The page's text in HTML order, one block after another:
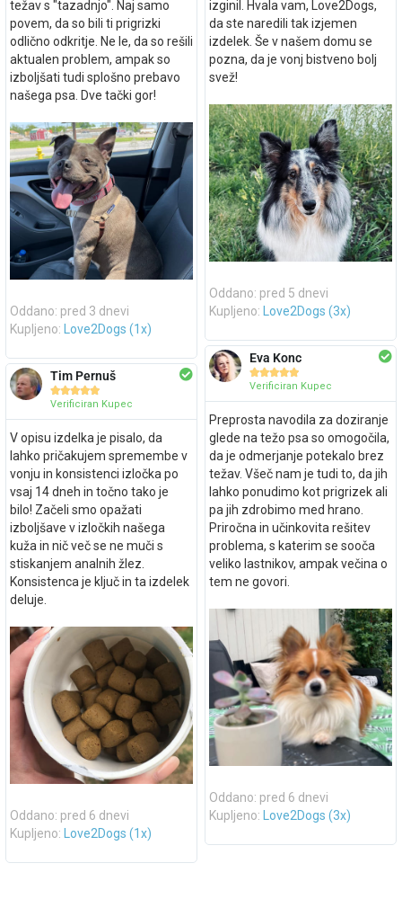
težav s "tazadnjo". Naj samo
povem, da so bili ti prigrizki
odlično odkritje. Ne le, da so rešili
aktualen problem, ampak so
izboljšati tudi splošno prebavo
našega psa. Dve tački gor!
Oddano: pred 3 dnevi
Kupljeno:
Love2Dogs (1x)
Tim Pernuš

Verificiran Kupec
V opisu izdelka je pisalo, da
lahko pričakujem spremembe v
vonju in konsistenci izločka po
vsaj 14 dneh in točno tako je
bilo! Začeli smo opažati
izboljšave v izločkih našega
kuža in nič več se ne muči s
stiskanjem analnih žlez.
Konsistenca je ključ in ta izdelek
deluje.
Oddano: pred 6 dnevi
Kupljeno:
Love2Dogs (1x)
izginil. Hvala vam, Love2Dogs,
da ste naredili tak izjemen
izdelek. Še v našem domu se
pozna, da je vonj bistveno bolj
svež!
Oddano: pred 5 dnevi
Kupljeno:
Love2Dogs (3x)
Eva Konc

Verificiran Kupec
Preprosta navodila za doziranje
glede na težo psa so omogočila,
da je odmerjanje potekalo brez
težav. Všeč nam je tudi to, da jih
lahko ponudimo kot prigrizek ali
pa jih zdrobimo med hrano.
Priročna in učinkovita rešitev
problema, s katerim se sooča
veliko lastnikov, ampak večina o
tem ne govori.
Oddano: pred 6 dnevi
Kupljeno:
Love2Dogs (3x)